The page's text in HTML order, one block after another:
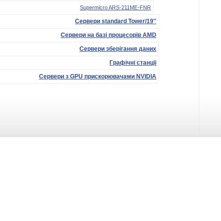
Supermicro ARS-211ME-FNR
Сервери standard Tower/19''
Сервери на базі процесорів AMD
Сервери зберігання даних
Графічні станції
Сервери з GPU прискорювачами NVIDIA